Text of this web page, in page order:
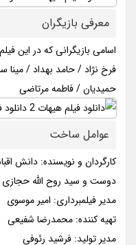
معرفی بازیگران
اسامی بازیگرانی که در این
فرخ نژاد / حامد بهداد / مینا
حمیدیان / فاطمه مرتاضی
عوامل ساخت
کارگردان و نویسنده: دانش
دوست و سید روح‌ الله حجازی
مدیر فیلمبرداری: امیر موسوی
تهیه کننده: محمدرضا شفیعی
مدیر تولید: فرشید رئوفی